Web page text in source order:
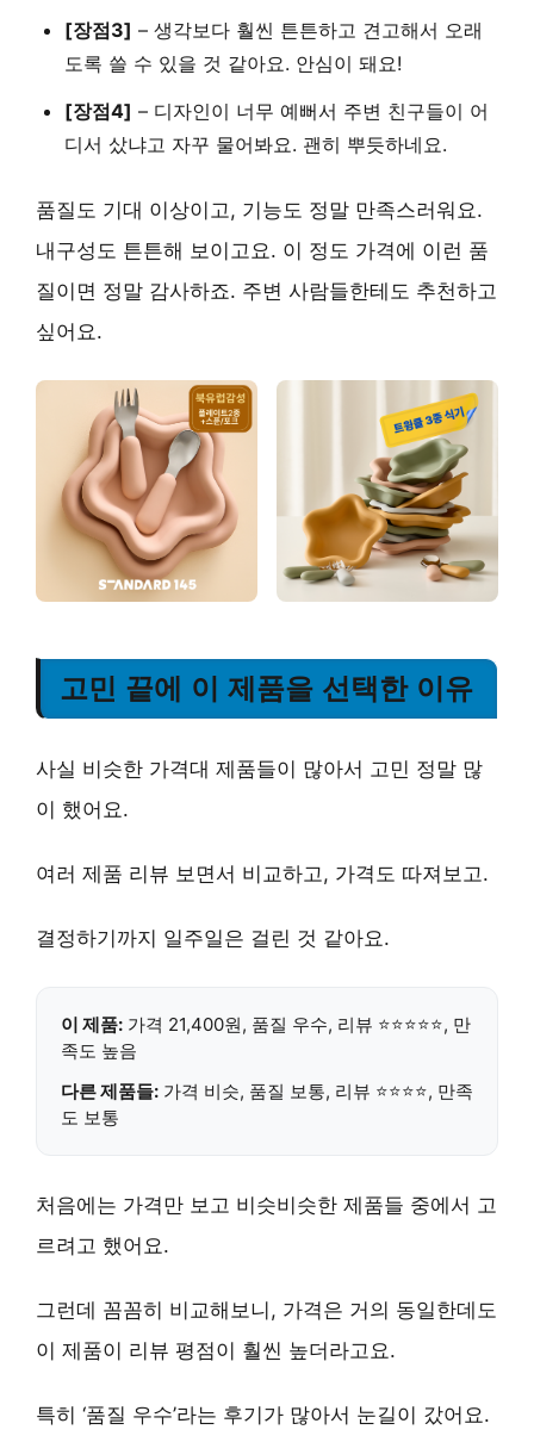
[장점3] – 생각보다 훨씬 튼튼하고 견고해서 오래
도록 쓸 수 있을 것 같아요. 안심이 돼요!
[장점4] – 디자인이 너무 예뻐서 주변 친구들이 어
디서 샀냐고 자꾸 물어봐요. 괜히 뿌듯하네요.
품질도 기대 이상이고, 기능도 정말 만족스러워요.
내구성도 튼튼해 보이고요. 이 정도 가격에 이런 품
질이면 정말 감사하죠. 주변 사람들한테도 추천하고
싶어요.
고민 끝에 이 제품을 선택한 이유
사실 비슷한 가격대 제품들이 많아서 고민 정말 많
이 했어요.
여러 제품 리뷰 보면서 비교하고, 가격도 따져보고.
결정하기까지 일주일은 걸린 것 같아요.
이 제품: 가격 21,400원, 품질 우수, 리뷰 ⭐⭐⭐⭐⭐, 만
족도 높음
다른 제품들: 가격 비슷, 품질 보통, 리뷰 ⭐⭐⭐⭐, 만족
도 보통
처음에는 가격만 보고 비슷비슷한 제품들 중에서 고
르려고 했어요.
그런데 꼼꼼히 비교해보니, 가격은 거의 동일한데도
이 제품이 리뷰 평점이 훨씬 높더라고요.
특히 ‘품질 우수’라는 후기가 많아서 눈길이 갔어요.